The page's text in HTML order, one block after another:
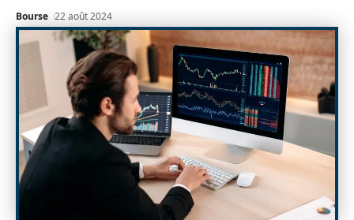
Bourse 22 août 2024